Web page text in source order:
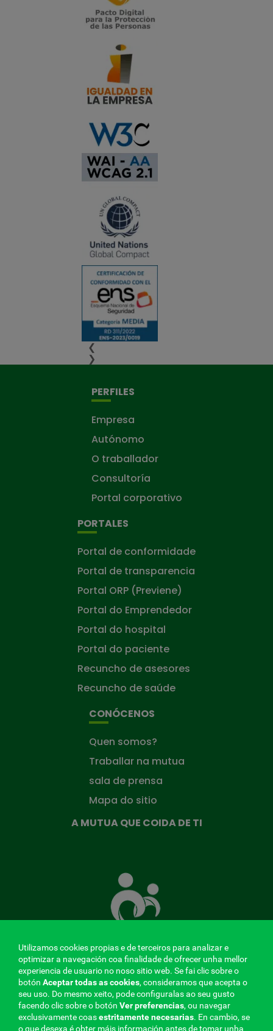
❮
❯
PERFILES
Empresa
Autónomo
O traballador
Consultoría
Portal corporativo
PORTALES
Portal de conformidade
Portal de transparencia
Portal ORP (Previene)
Portal do Emprendedor
Portal do hospital
Portal do paciente
Recuncho de asesores
Recuncho de saúde
CONÓCENOS
Quen somos?
Traballar na mutua
sala de prensa
Mapa do sitio
A MUTUA QUE COIDA DE TI
Mutua
que
te
coida
MENÚ
REDES
Utilizamos cookies propias e de terceiros para analizar e
optimizar a navegación coa finalidade de ofrecer unha mellor
experiencia de usuario no noso sitio web. Se fai clic sobre o
botón Aceptar todas as cookies, consideramos que acepta o
seu uso. Do mesmo xeito, pode configuralas ao seu gusto
facendo clic sobre o botón Ver preferencias, ou navegar
exclusivamente coasestritamentenecesarias. En cambio, se
o que desexa é obter máis información antes de tomar unha